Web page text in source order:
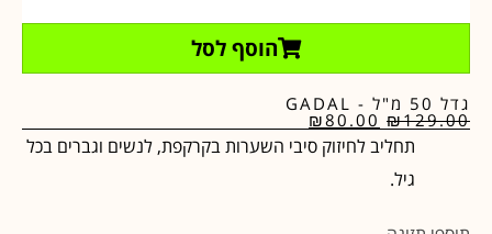
הוסף לסל
גדל 50 מ"ל - GADAL
₪129.00
₪80.00
תחליב לחיזוק סיבי השערות בקרקפת, לנשים וגברים בכל
גיל.